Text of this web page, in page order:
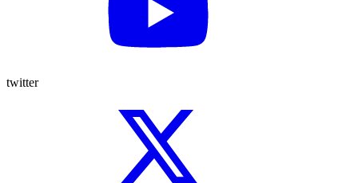
twitter